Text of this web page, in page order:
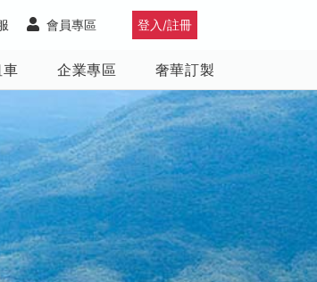
登入/註冊
會員專區
車 企業專區 奢華訂製